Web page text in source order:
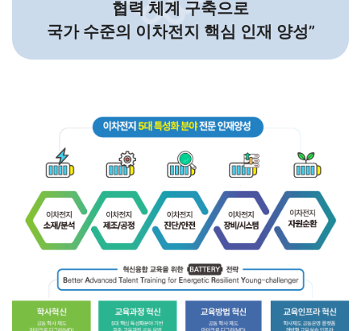
협력 체계 구축으로
국가 수준의 이차전지 핵심 인재 양성”